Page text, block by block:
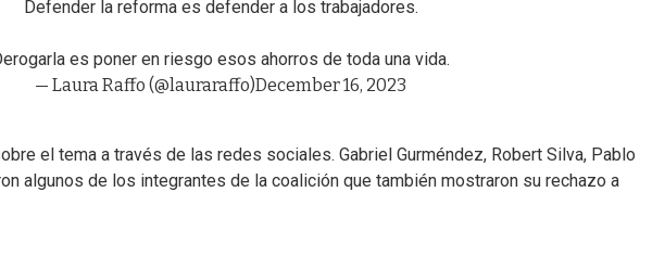
Defender la reforma es defender a los trabajadores.
es poner en riesgo esos ahorros de toda una vida.
— Laura Raffo (@lauraraffo)December 16, 2023
el tema a través de las redes sociales. Gabriel Gurméndez, Robert Silva, Pablo
algunos de los integrantes de la coalición que también mostraron su rechazo a